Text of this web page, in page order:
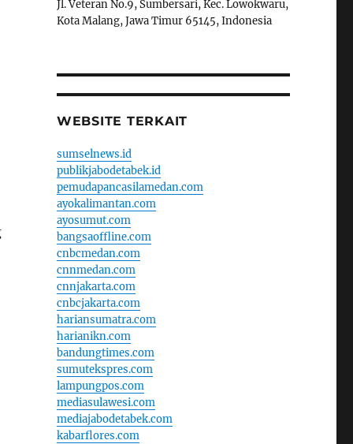
Jl. Veteran No.9, Sumbersari, Kec. Lowokwaru,
Kota Malang, Jawa Timur 65145, Indonesia
WEBSITE TERKAIT
sumselnews.id
publikjabodetabek.id
pemudapancasilamedan.com
ayokalimantan.com
ayosumut.com
bangsaoffline.com
cnbcmedan.com
cnnmedan.com
cnnjakarta.com
cnbcjakarta.com
hariansumatra.com
harianikn.com
bandungtimes.com
sumutekspres.com
lampungpos.com
mediasulawesi.com
mediajabodetabek.com
kabarflores.com